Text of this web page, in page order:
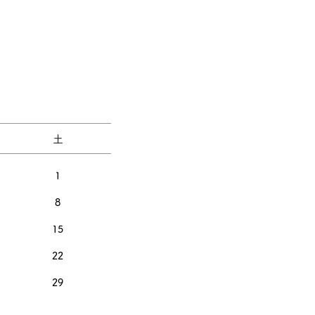
土
1
8
15
22
29